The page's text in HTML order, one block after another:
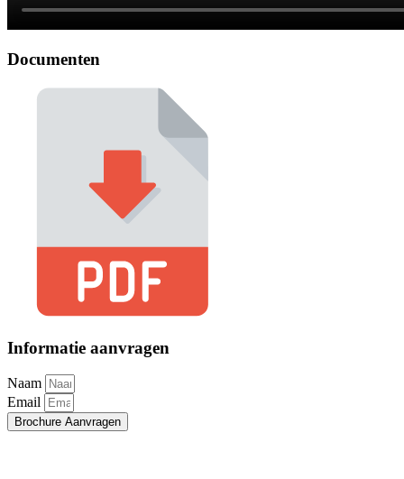
Documenten
Informatie aanvragen
Naam
Email
Brochure Aanvragen